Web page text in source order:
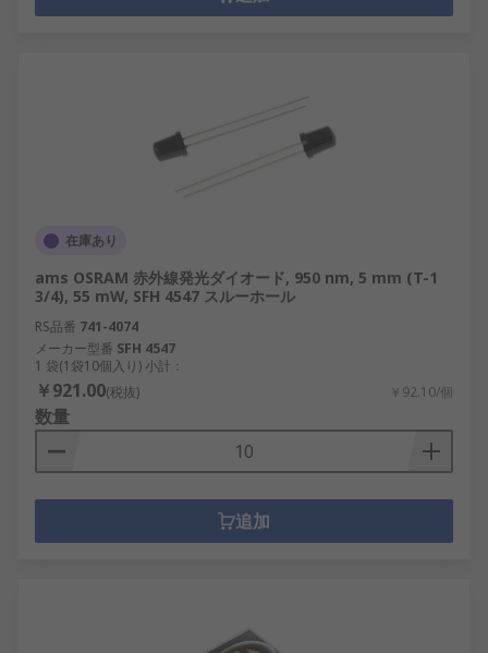
在庫あり
ams OSRAM 赤外線発光ダイオード, 950 nm, 5 mm (T-1
3/4), 55 mW, SFH 4547 スルーホール
RS品番 741-4074
メーカー型番 SFH 4547
1 袋(1袋10個入り) 小計：
￥921.00(税抜) ￥92.10/個
数量
追加